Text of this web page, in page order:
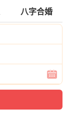
八字合婚